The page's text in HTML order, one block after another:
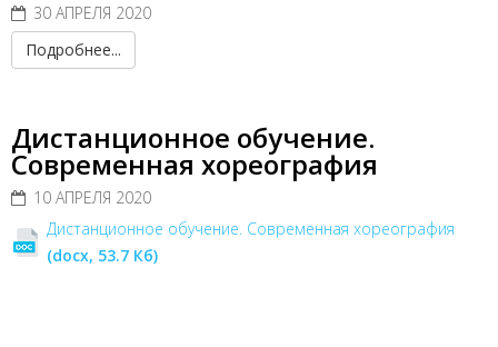
30 АПРЕЛЯ 2020
Подробнее...
Дистанционное обучение.
Современная хореография
10 АПРЕЛЯ 2020
Дистанционное обучение. Современная хореография
(docx, 53.7 Кб)